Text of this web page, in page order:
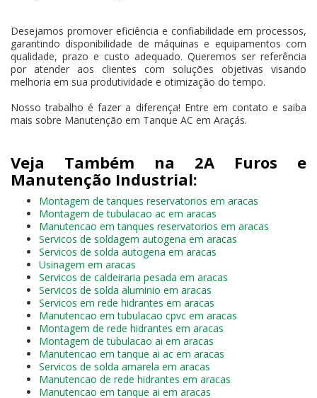
Desejamos promover eficiência e confiabilidade em processos,
garantindo disponibilidade de máquinas e equipamentos com
qualidade, prazo e custo adequado. Queremos ser referência
por atender aos clientes com soluções objetivas visando
melhoria em sua produtividade e otimização do tempo.
Nosso trabalho é fazer a diferença! Entre em contato e saiba
mais sobre Manutenção em Tanque AC em Araçás.
Veja Também na 2A Furos e
Manutenção Industrial:
Montagem de tanques reservatorios em aracas
Montagem de tubulacao ac em aracas
Manutencao em tanques reservatorios em aracas
Servicos de soldagem autogena em aracas
Servicos de solda autogena em aracas
Usinagem em aracas
Servicos de caldeiraria pesada em aracas
Servicos de solda aluminio em aracas
Servicos em rede hidrantes em aracas
Manutencao em tubulacao cpvc em aracas
Montagem de rede hidrantes em aracas
Montagem de tubulacao ai em aracas
Manutencao em tanque ai ac em aracas
Servicos de solda amarela em aracas
Manutencao de rede hidrantes em aracas
Manutencao em tanque ai em aracas